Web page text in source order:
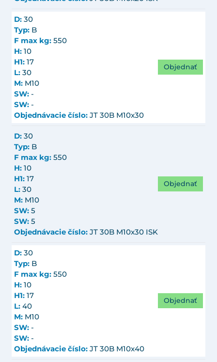
D: 30
Typ: B
F max kg: 550
H: 10
H1: 17
L: 30
M: M10
SW: -
SW: -
Objednávacie číslo: JT 30B M10x30
Objednať
D: 30
Typ: B
F max kg: 550
H: 10
H1: 17
L: 30
M: M10
SW: 5
SW: 5
Objednávacie číslo: JT 30B M10x30 ISK
Objednať
D: 30
Typ: B
F max kg: 550
H: 10
H1: 17
L: 40
M: M10
SW: -
SW: -
Objednávacie číslo: JT 30B M10x40
Objednať